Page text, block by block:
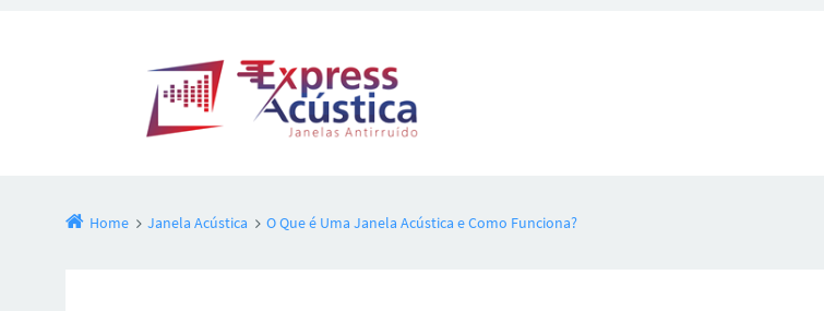
Home Janela Acústica O Que é Uma Janela Acústica e Como Funciona?